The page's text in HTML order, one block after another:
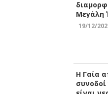
Μεγάλη
19/12/
Η Γαία